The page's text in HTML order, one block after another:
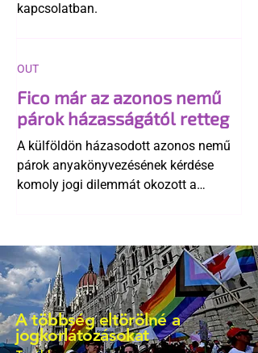
kapcsolatban.
Fico már az azonos nemű
párok házasságától retteg
A külföldön házasodott azonos nemű
párok anyakönyvezésének kérdése
komoly jogi dilemmát okozott a
egyértelműen tiltja a házasságuk
elismerését. Közben az ellenzéken belül
is vita robbant ki arról, hogy vissza
kellene-e vonni a kormány konzervatív
alkotmánymódosítását
OUT
A többség eltörölné a
jogkorlátozásokat